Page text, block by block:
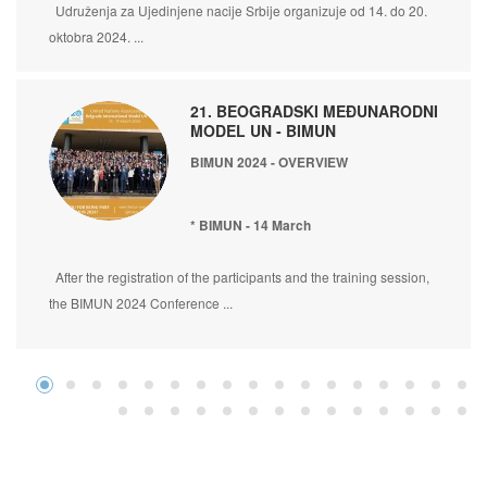
Udruženja za Ujedinjene nacije Srbije organizuje od 14. do 20.
oktobra 2024. ...
21. BEOGRADSKI MEĐUNARODNI
MODEL UN - BIMUN
BIMUN 2024 - OVERVIEW
* BIMUN - 14 March
After the registration of the participants and the training session,
the BIMUN 2024 Conference ...